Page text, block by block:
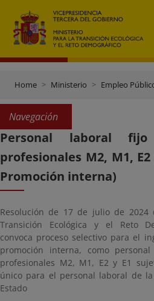
Home Ministerio Empleo
Navegación
Personal laboral
profesionales M2, M1,
Promoción interna)
Resolución de 17 de julio de 2024
Transición Ecológica y el Reto
convoca proceso selectivo para el
promoción interna, como
profesionales M2, M1, E2 y E1
único para el personal laboral de
Estado